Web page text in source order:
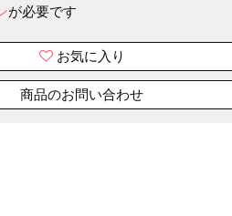
が必要です
お気に入り
商品のお問い合わせ